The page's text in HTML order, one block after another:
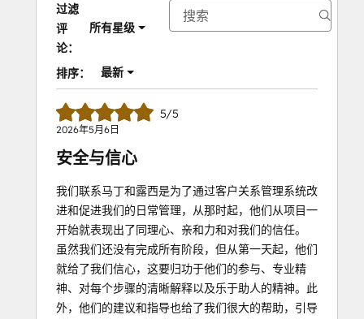
过滤
评
论：
所有星级
排序： 最新
5/5
2026年5月6日
安全与信心
我们联系马丁和露西是为了通过客户关系管理系统改
进和促进我们的日常管理，从那时起，他们从项目一
开始就表现出了同理心、亲和力和对我们的信任。
虽然我们还没有完成所有阶段，但从第一天起，他们
就给了我们信心，这要归功于他们的参与、专业精
神、对每个步骤的清晰解释以及乐于助人的精神。此
外，他们的建议和指导也给了我们很大的帮助，引导